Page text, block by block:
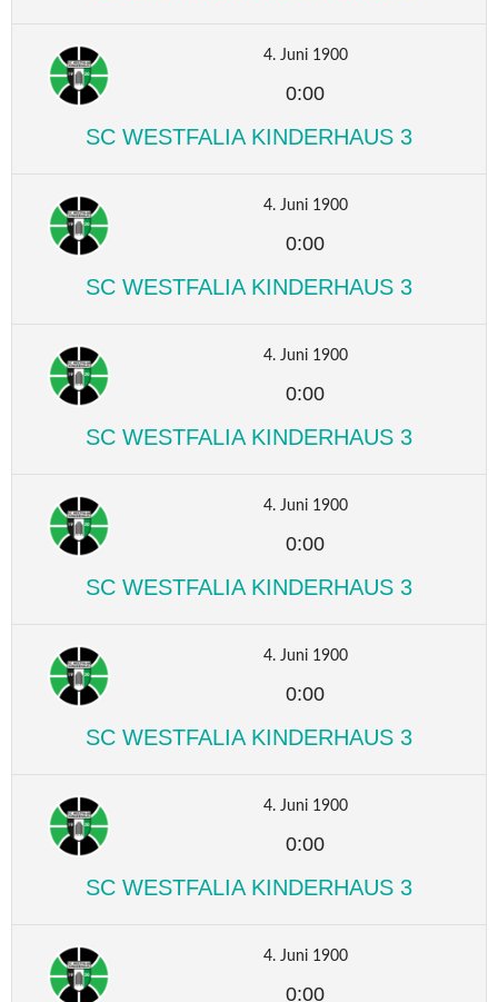
4. Juni 1900
0:00
SC WESTFALIA KINDERHAUS 3
4. Juni 1900
0:00
SC WESTFALIA KINDERHAUS 3
4. Juni 1900
0:00
SC WESTFALIA KINDERHAUS 3
4. Juni 1900
0:00
SC WESTFALIA KINDERHAUS 3
4. Juni 1900
0:00
SC WESTFALIA KINDERHAUS 3
4. Juni 1900
0:00
SC WESTFALIA KINDERHAUS 3
4. Juni 1900
0:00